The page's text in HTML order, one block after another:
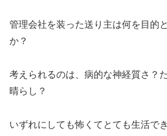
管理会社を装った送り主は何を目的
か？
考えられるのは、病的な神経質さ？
晴らし？
いずれにしても怖くてとても生活で